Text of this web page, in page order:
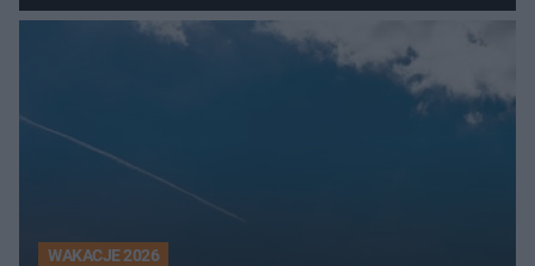
turystów
WAKACJE 2026